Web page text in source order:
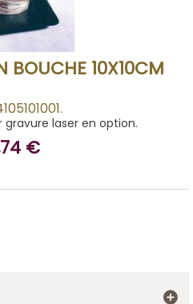
BOUCHE 10X10CM
gravure laser en option.
€